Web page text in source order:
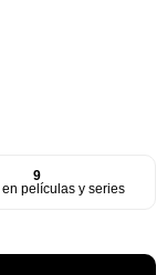
9
películas y series